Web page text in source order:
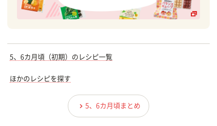
5、6カ月頃（初期）のレシピ一覧
ほかのレシピを探す
5、6カ月頃まとめ